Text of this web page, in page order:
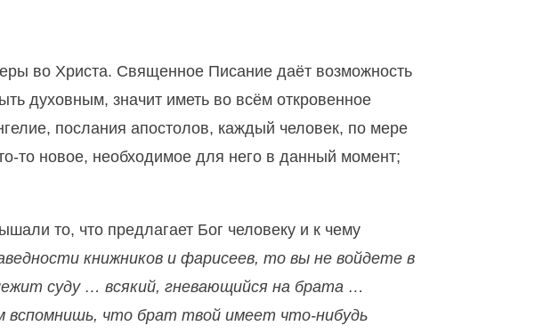
во Христа. Священное Писание даёт возможность
духовным, значит иметь во всём откровенное
послания апостолов, каждый человек, по мере
то новое, необходимое для него в данный момент;
то, что предлагает Бог человеку и к чему
книжников и фарисеев, то вы не войдете в
суду … всякий, гневающийся на брата …
что брат твой имеет что-нибудь